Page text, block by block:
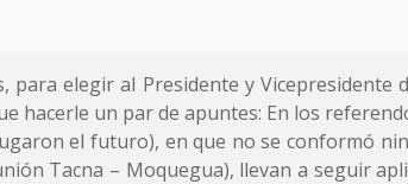
para elegir al Presidente y Vicepresidente
hacerle un par de apuntes: En los
el futuro), en que no se conformó
Tacna – Moquegua), llevan a seguir